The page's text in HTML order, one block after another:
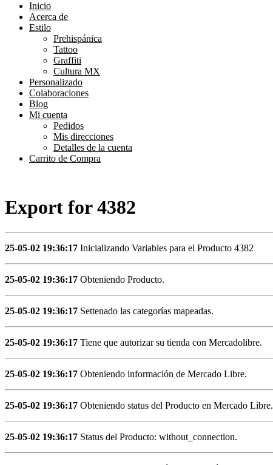
Inicio
Acerca de
Estilo
Prehispánica
Tattoo
Graffiti
Cultura MX
Personalizado
Colaboraciones
Blog
Mi cuenta
Pedidos
Mis direcciones
Detalles de la cuenta
Carrito de Compra
Export for 4382
25-05-02 19:36:17 Inicializando Variables para el Producto 4382
25-05-02 19:36:17 Obteniendo Producto.
25-05-02 19:36:17 Settenado las categorías mapeadas.
25-05-02 19:36:17 Tiene que autorizar su tienda con Mercadolibre.
25-05-02 19:36:17 Obteniendo información de Mercado Libre.
25-05-02 19:36:17 Obteniendo status del Producto en Mercado Libre.
25-05-02 19:36:17 Status del Producto: without_connection.